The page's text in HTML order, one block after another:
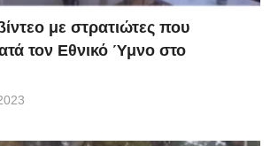
με στρατιώτες που
τον Εθνικό Ύμνο στο